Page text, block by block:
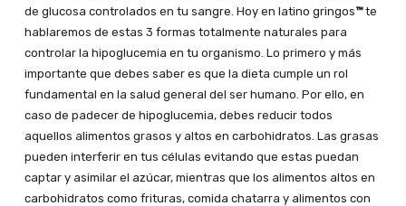
de glucosa controlados en tu sangre. Hoy en latino gringos™te
hablaremos de estas 3 formas totalmente naturales para
controlar la hipoglucemia en tu organismo. Lo primero y más
importante que debes saber es que la dieta cumple un rol
fundamental en la salud general del ser humano. Por ello, en
caso de padecer de hipoglucemia, debes reducir todos
aquellos alimentos grasos y altos en carbohidratos. Las grasas
pueden interferir en tus células evitando que estas puedan
captar y asimilar el azúcar, mientras que los alimentos altos en
carbohidratos como frituras, comida chatarra y alimentos con